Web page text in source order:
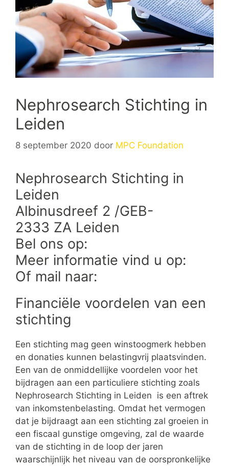
Nephrosearch Stichting in
Leiden
8 september 2020 door MPC Foundation
Nephrosearch Stichting in
Leiden
Albinusdreef 2 /GEB-
2333 ZA Leiden
Bel ons op:
Meer informatie vind u op:
Of mail naar:
Financiële voordelen van een
stichting
Een stichting mag geen winstoogmerk hebben
en donaties kunnen belastingvrij plaatsvinden.
Een van de onmiddellijke voordelen voor het
bijdragen aan een particuliere stichting zoals
Nephrosearch Stichting in Leiden is een aftrek
van inkomstenbelasting. Omdat het vermogen
dat je bijdraagt aan een stichting zal groeien in
een fiscaal gunstige omgeving, zal de waarde
van de stichting in de loop der jaren
waarschijnlijk het niveau van de oorspronkelijke